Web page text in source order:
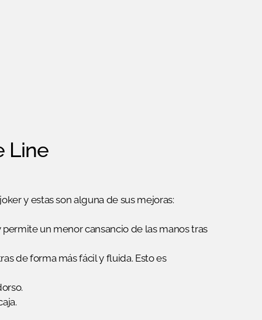
Line
y estas son alguna de sus mejoras:
un menor cansancio de las manos tras
de forma más fácil y fluida. Esto es